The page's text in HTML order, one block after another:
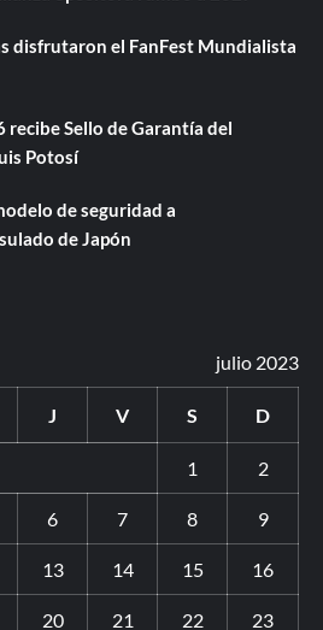
disfrutaron el FanFest Mundialista
Sello de Garantía del
Potosí
de seguridad a
de Japón
julio 2023
J V S D
1 2
6 7 8 9
13 14 15 16
20 21 22 23